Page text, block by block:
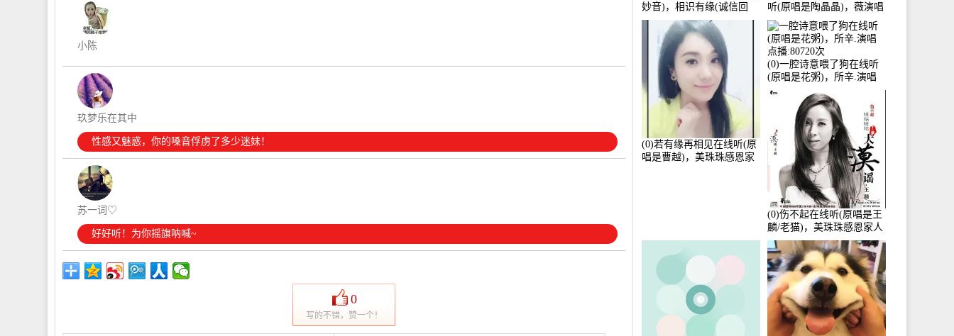
小陈
玖梦乐在其中
性感又魅惑，你的嗓音俘虏了多少迷妹！
苏一词♡
好好听！为你摇旗呐喊~
0
写的不错，赞一个！
妙音)，相识有缘(诚信回
访)演唱点播:161288次
听(原唱是陶晶晶)，薇演唱
点播:159722次
(0)若有缘再相见在线听(原
唱是曹越)，美珠珠感恩家
(0)一腔诗意喂了狗在线听
(原唱是花粥)，所辛.演唱
点播:80720次
(0)伤不起在线听(原唱是王
麟/老猫)，美珠珠感恩家人
演唱点播:80218次